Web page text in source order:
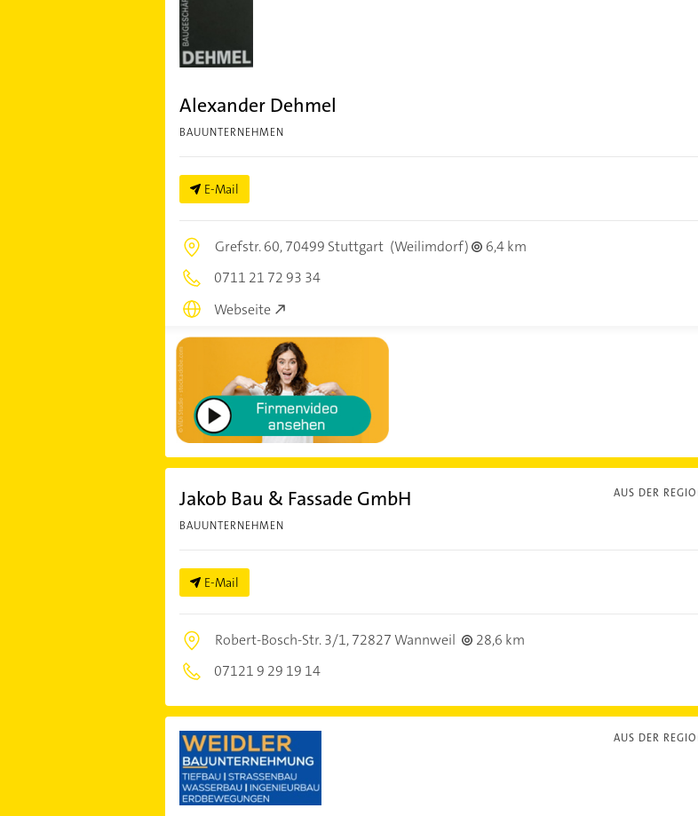
Alexander Dehmel
BAUUNTERNEHMEN
E-Mail
Grefstr. 60,70499 Stuttgart (Weilimdorf)
6,4 km
0711 21 72 93 34
Webseite
AUS DER
Jakob Bau & Fassade GmbH
BAUUNTERNEHMEN
E-Mail
Robert-Bosch-Str. 3/1,72827 Wannweil
28,6 km
07121 9 29 19 14
AUS DER